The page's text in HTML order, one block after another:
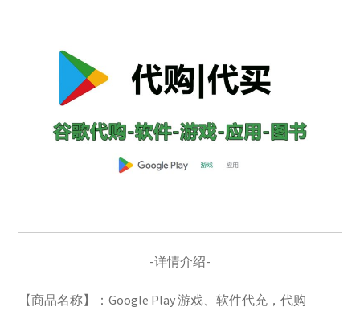
环球巴士
谷歌产品
谷歌One
-详情介绍-
【商品名称】：Google Play 游戏、软件代充，代购